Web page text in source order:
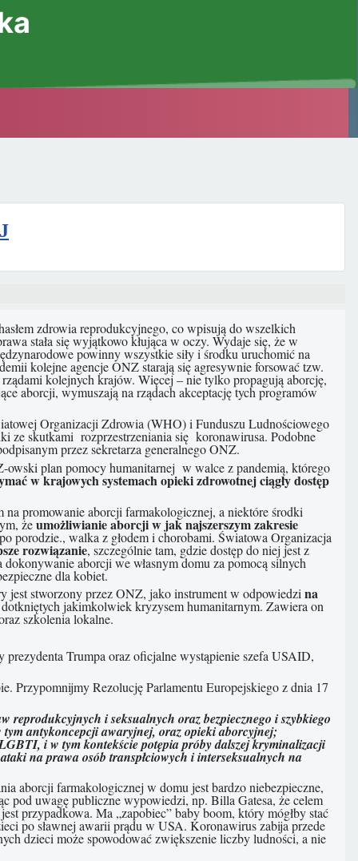
zdrowia reprodukcyjnego, co wpisują do wszelkich
stała się wyjątkowo kłująca w oczy. Wydaje się, że w
powinny wszystkie siły i środku uruchomić na
kolejne agencje ONZ starają się agresywnie forsować tzw.
kolejnych krajów. Więcej – nie tylko propagują aborcję,
aborcji, wymuszają na rządach akceptację tych programów
Organizacji Zdrowia (WHO) i Funduszu Ludnościowego
ze skutkami rozprzestrzeniania się koronawirusa. Podobne
przez sekretarza generalnego ONZ.
plan pomocy humanitarnej w walce z pandemią, którego
w krajowych systemach opieki zdrowotnej ciągły dostęp
promowanie aborcji farmakologicznej, a niektóre środki
żeumożliwianie aborcji w jak najszerszym zakresie
porodzie., walka z głodem i chorobami. Światowa Organizacja
rozwiązanie, szczególnie tam, gdzie dostęp do niej jest z
aborcji we własnym domu za pomocą silnych
dla kobiet.
jest stworzony przez ONZ, jako instrument w odpowiedzina
jakimkolwiek kryzysem humanitarnym. Zawiera on
szkolenia lokalne.
Trumpa oraz oficjalne wystąpienie szefa USAID,
Przypomnijmy Rezolucję Parlamentu Europejskiego z dnia 17
reprodukcyjnych i seksualnych oraz bezpiecznego i szybkiego
tym antykoncepcji awaryjnej, oraz opieki aborcyjnej;
i w tym kontekście potępia próby dalszej kryminalizacji
na prawa osób transpłciowych i interseksualnych na
aborcji farmakologicznej w domu jest bardzo niebezpieczne,
pod uwagę publiczne wypowiedzi, np. Billa Gatesa, że celem
przypadkowa. Ma „zapobiec” baby boom, który mógłby stać
po sławnej awarii prądu w USA. Koronawirus zabija przede
dzieci może spowodować zwiększenie liczby ludności, a nie